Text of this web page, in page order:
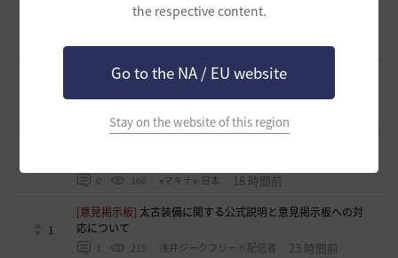
the respective content.
Go to the NA / EU website
Stay on the website of this region
[ギルド募集]◇🔶【SOLATIO】メンバー募集!新規復帰者さん
0 166 たりほー-日本 17 時間前
[ギルド募集]【夢の結びめ】ワイワイ楽しめるメンバー募集
18 時間前
0 160 xマキナx-日本 18 時間前
1
[意見掲示板] 太古装備に関する公式説明と意見掲示板への対
応について
1 210 浅井ジークフリード配信者 23 時間前